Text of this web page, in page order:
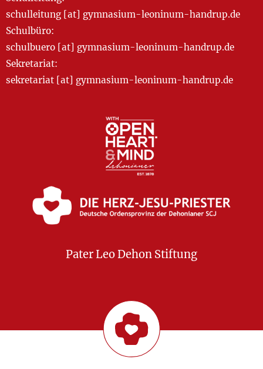
schulleitung [at] gymnasium-leoninum-handrup.de
Schulbüro:
schulbuero [at] gymnasium-leoninum-handrup.de
Sekretariat:
sekretariat [at] gymnasium-leoninum-handrup.de
Pater Leo Dehon Stiftung